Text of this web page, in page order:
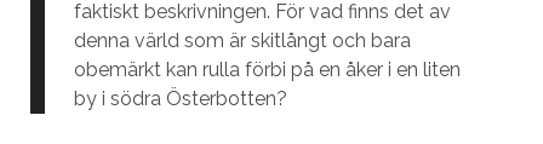
faktiskt beskrivningen. För vad finns det av
denna värld som är skitlångt och bara
obemärkt kan rulla förbi på en åker i en liten
by i södra Österbotten?